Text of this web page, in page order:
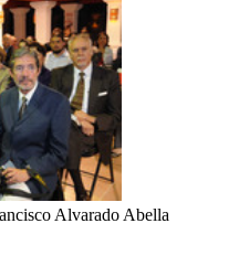
Alvarado Abella